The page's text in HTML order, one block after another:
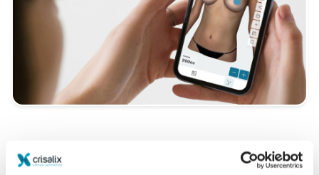
Vuoi scoprire che cosa ti sta meglio?